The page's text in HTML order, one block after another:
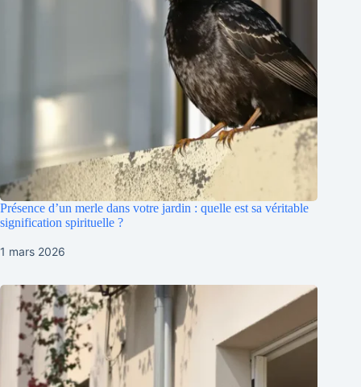
Présence d’un merle dans votre jardin : quelle est sa véritable
signification spirituelle ?
1 mars 2026